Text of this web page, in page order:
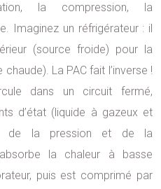
la compression, la
Imaginez un réfrigérateur : il
(source froide) pour la
La PAC fait l’inverse !
dans un circuit fermé,
d’état (liquide à gazeux et
de la pression et de la
la chaleur à basse
puis est comprimé par